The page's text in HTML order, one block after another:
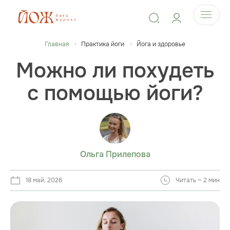
Главная Практика йоги Йога и здоровье
Можно ли похудеть
с помощью йоги?
Ольга Прилепова
18 май. 2026 Читать ~ 2 мин